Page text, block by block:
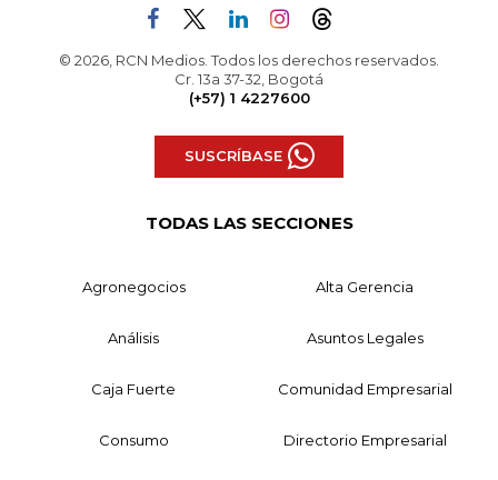
© 2026, RCN Medios. Todos los derechos reservados.
Cr. 13a 37-32, Bogotá
(+57) 1 4227600
SUSCRÍBASE
TODAS LAS SECCIONES
Agronegocios Alta Gerencia
Análisis Asuntos Legales
Caja Fuerte Comunidad Empresarial
Consumo Directorio Empresarial